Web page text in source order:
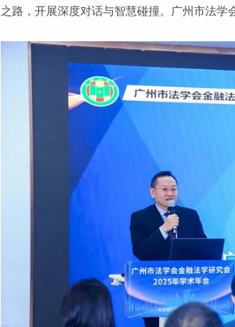
之路，开展深度对话与智慧碰撞。广州市法学